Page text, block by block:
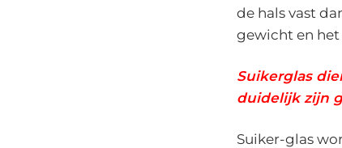
de hals vast
gewicht en
Suikerglas
duidelijk zijn
Suiker-glas